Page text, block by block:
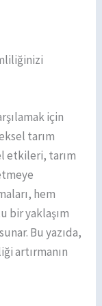
için
tarım
etkileri, tarım
hem
bir yaklaşım
Bu yazıda,
artırmanın